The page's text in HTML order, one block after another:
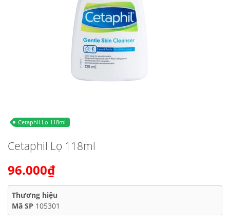
Cetaphil Lọ 118ml
Cetaphil Lọ 118ml
96.000₫
Thương hiệu
Mã SP 105301